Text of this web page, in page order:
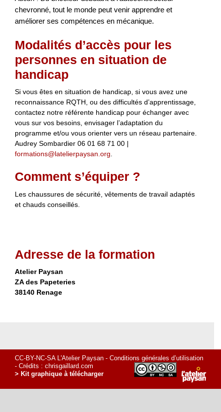
chevronné, tout le monde peut venir apprendre et
améliorer ses compétences en mécanique.
Modalités d’accès pour les
personnes en situation de
handicap
Si vous êtes en situation de handicap, si vous avez une
reconnaissance RQTH, ou des difficultés d’apprentissage,
contactez notre référente handicap pour échanger avec
vous sur vos besoins, envisager l’adaptation du
programme et/ou vous orienter vers un réseau partenaire.
Audrey Sombardier 06 01 68 71 00 |
formations@latelierpaysan.org.
Comment s’équiper ?
Les chaussures de sécurité, vêtements de travail adaptés
et chauds conseillés.
Adresse de la formation
Atelier Paysan
ZA des Papeteries
38140 Renage
CC-BY-NC-SA L'Atelier Paysan - Conditions générales d’utilisation
- Crédits : chrisgaillard.com
> Kit graphique à télécharger